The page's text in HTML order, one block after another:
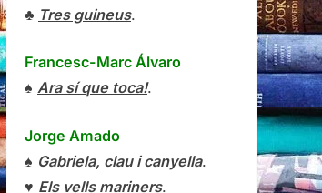
♣ Tres guineus.
Francesc-Marc Álvaro
♠ Ara sí que toca!.
Jorge Amado
♠ Gabriela, clau i canyella.
♥ Els vells mariners.